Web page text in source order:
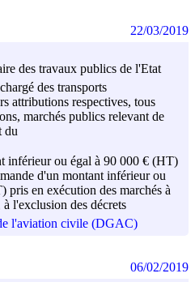
des travaux publics de l'Etat
des transports
attributions respectives, tous
marchés publics relevant de
du
inférieur ou égal à 90 000 € (HT)
d'un montant inférieur ou
pris en exécution des marchés à
l'exclusion des décrets
l'aviation civile (DGAC)
22/03/2019
06/02/2019